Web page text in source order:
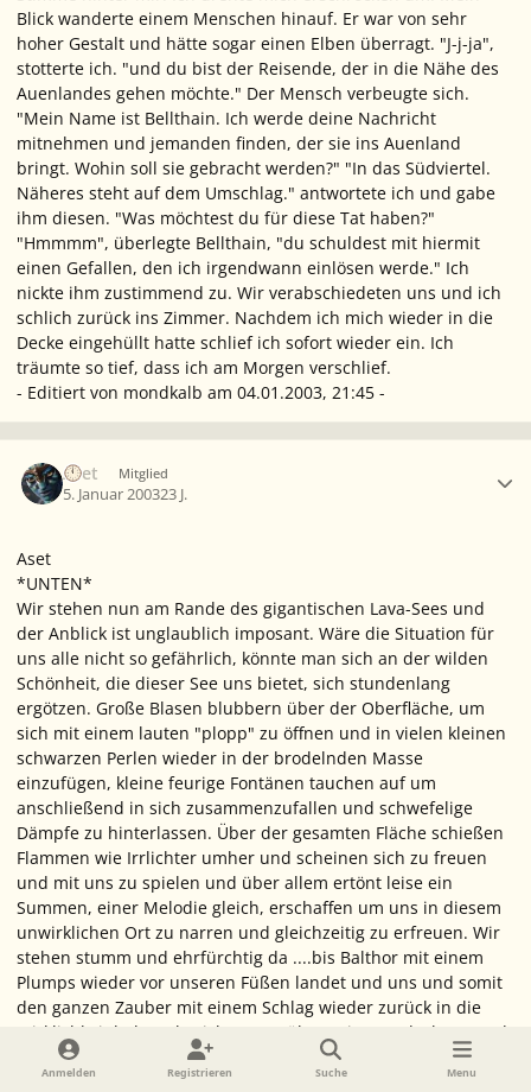
Blick wanderte einem Menschen hinauf. Er war von sehr
hoher Gestalt und hätte sogar einen Elben überragt. "J-j-ja",
stotterte ich. "und du bist der Reisende, der in die Nähe des
Auenlandes gehen möchte." Der Mensch verbeugte sich.
"Mein Name ist Bellthain. Ich werde deine Nachricht
mitnehmen und jemanden finden, der sie ins Auenland
bringt. Wohin soll sie gebracht werden?" "In das Südviertel.
Näheres steht auf dem Umschlag." antwortete ich und gabe
ihm diesen. "Was möchtest du für diese Tat haben?"
"Hmmmm", überlegte Bellthain, "du schuldest mit hiermit
einen Gefallen, den ich irgendwann einlösen werde." Ich
nickte ihm zustimmend zu. Wir verabschiedeten uns und ich
schlich zurück ins Zimmer. Nachdem ich mich wieder in die
Decke eingehüllt hatte schlief ich sofort wieder ein. Ich
träumte so tief, dass ich am Morgen verschlief.
- Editiert von mondkalb am 04.01.2003, 21:45 -
Aset Mitglied
5. Januar 200323 J.
Aset
*UNTEN*
Wir stehen nun am Rande des gigantischen Lava-Sees und
der Anblick ist unglaublich imposant. Wäre die Situation für
uns alle nicht so gefährlich, könnte man sich an der wilden
Schönheit, die dieser See uns bietet, sich stundenlang
ergötzen. Große Blasen blubbern über der Oberfläche, um
sich mit einem lauten "plopp" zu öffnen und in vielen kleinen
schwarzen Perlen wieder in der brodelnden Masse
einzufügen, kleine feurige Fontänen tauchen auf um
anschließend in sich zusammenzufallen und schwefelige
Dämpfe zu hinterlassen. Über der gesamten Fläche schießen
Flammen wie Irrlichter umher und scheinen sich zu freuen
und mit uns zu spielen und über allem ertönt leise ein
Summen, einer Melodie gleich, erschaffen um uns in diesem
unwirklichen Ort zu narren und gleichzeitig zu erfreuen. Wir
stehen stumm und ehrfürchtig da ....bis Balthor mit einem
Plumps wieder vor unseren Füßen landet und uns und somit
den ganzen Zauber mit einem Schlag wieder zurück in die
Wirklichkeit holt. Er berichtet uns über seine Entdeckung und
dass am anderen Ufer diese grässlichen Dämonetten auf uns
warten. Als ob seine Lanze seinen Worten Nachdruck
Anmelden Registrieren Suche Menu